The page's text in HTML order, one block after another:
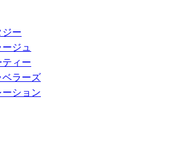
ジー
ジュ
ティー
ベラーズ
ション